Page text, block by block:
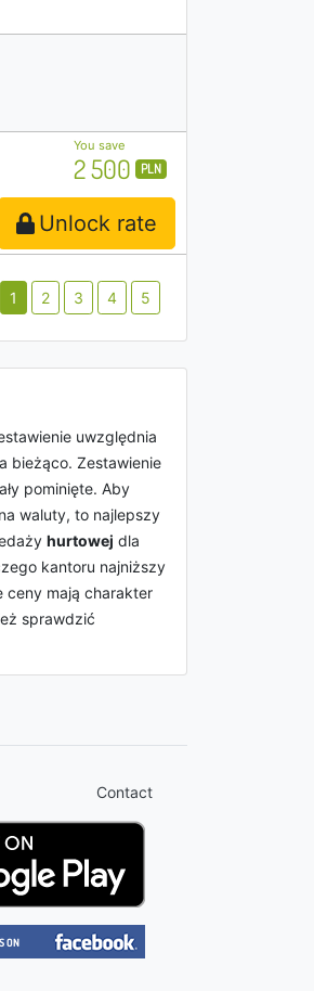
You save
2 500 PLN
Unlock rate
1 2 3 4 5
uwzględnia
bieżąco. Zestawienie
pominięte. Aby
waluty, to najlepszy
hurtowej dla
kantoru najniższy
ceny mają charakter
sprawdzić
Contact